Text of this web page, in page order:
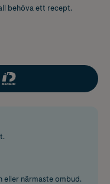
behöva ett recept.
eller närmaste ombud.